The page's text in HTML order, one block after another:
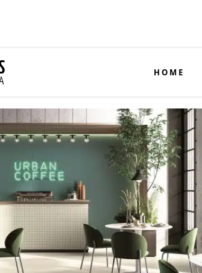
HOME